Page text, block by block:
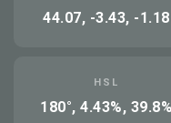
44.07, -3.43, -1.18
HSL
180°, 4.43%, 39.8%